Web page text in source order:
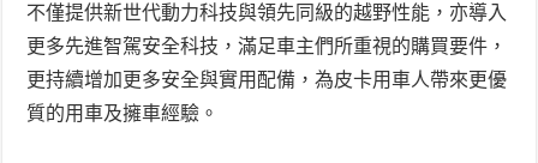
不僅提供新世代動力科技與領先同級的越野性能，亦導入
更多先進智駕安全科技，滿足車主們所重視的購買要件，
更持續增加更多安全與實用配備，為皮卡用車人帶來更優
質的用車及擁車經驗。